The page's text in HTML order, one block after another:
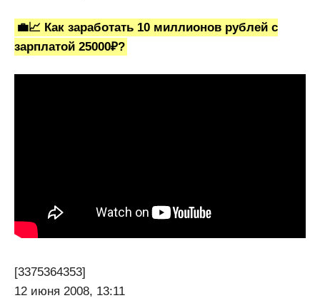
💼📈 Как заработать 10 миллионов рублей с
зарплатой 25000₽?
[3375364353]
12 июня 2008, 13:11